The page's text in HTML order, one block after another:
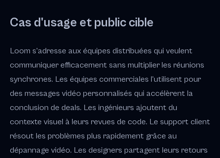
Cas d'usage et public cible
Loom s'adresse aux équipes distribuées qui veulent
communiquer efficacement sans multiplier les réunions
synchrones. Les équipes commerciales l'utilisent pour
des messages vidéo personnalisés qui accélèrent la
conclusion de deals. Les ingénieurs ajoutent du
contexte visuel à leurs revues de code. Le support client
résout les problèmes plus rapidement grâce au
dépannage vidéo. Les designers partagent leurs retours